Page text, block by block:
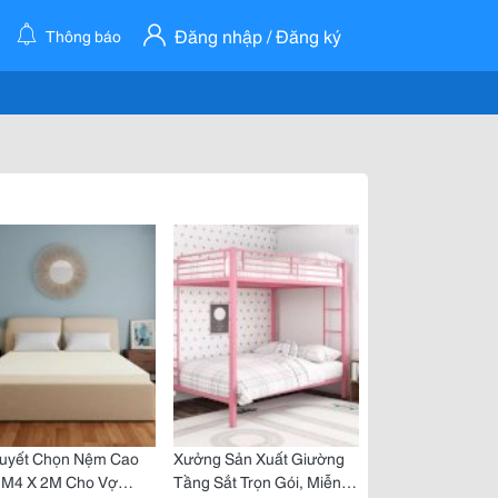
Thông báo Đăng nhập / Đăng ký
Chọn Nệm Cao
X 2M Cho Vợ
Xưởng Sản Xuất Giường
Tầng Sắt Trọn Gói, Miễn